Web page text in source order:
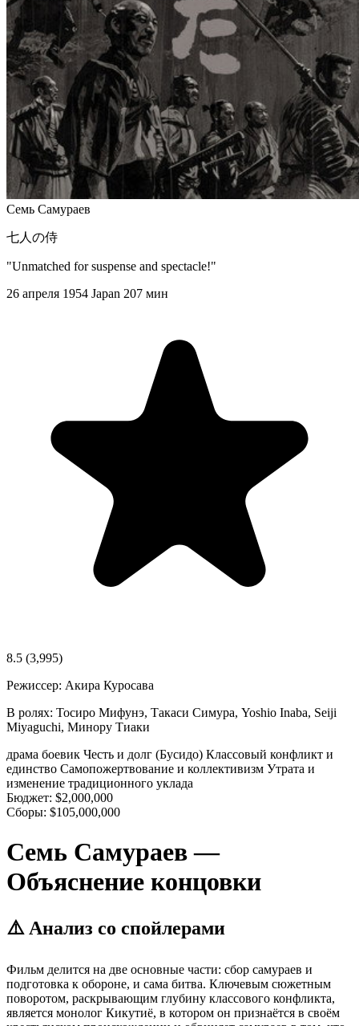
Семь Самураев
七人の侍
"Unmatched for suspense and spectacle!"
26 апреля 1954 Japan 207 мин
8.5 (3,995)
Режиссер: Акира Куросава
В ролях: Тосиро Мифунэ, Такаси Симура, Yoshio Inaba, Seiji
Miyaguchi, Минору Тиаки
драма боевик Честь и долг (Бусидо) Классовый конфликт и
единство Самопожертвование и коллективизм Утрата и
изменение традиционного уклада
Бюджет: $2,000,000
Сборы: $105,000,000
Семь Самураев —
Объяснение концовки
⚠️ Анализ со спойлерами
Фильм делится на две основные части: сбор самураев и
подготовка к обороне, и сама битва. Ключевым сюжетным
поворотом, раскрывающим глубину классового конфликта,
является монолог Кикутиё, в котором он признаётся в своём